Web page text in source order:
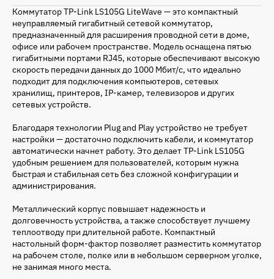
Коммутатор TP-Link LS105G LiteWave — это компактный
неуправляемый гигабитный сетевой коммутатор,
предназначенный для расширения проводной сети в доме,
офисе или рабочем пространстве. Модель оснащена пятью
гигабитными портами RJ45, которые обеспечивают высокую
скорость передачи данных до 1000 Мбит/с, что идеально
подходит для подключения компьютеров, сетевых
хранилищ, принтеров, IP-камер, телевизоров и других
сетевых устройств.
Благодаря технологии Plug and Play устройство не требует
настройки — достаточно подключить кабели, и коммутатор
автоматически начнет работу. Это делает TP-Link LS105G
удобным решением для пользователей, которым нужна
быстрая и стабильная сеть без сложной конфигурации и
администрирования.
Металлический корпус повышает надежность и
долговечность устройства, а также способствует лучшему
теплоотводу при длительной работе. Компактный
настольный форм-фактор позволяет разместить коммутатор
на рабочем столе, полке или в небольшом серверном уголке,
не занимая много места.